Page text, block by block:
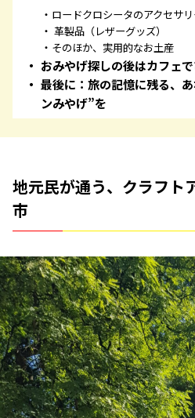
ロードクロシータのアクセサ
革製品（レザーグッズ）
そのほか、実用的なお土産
おみやげ探しの後はカフェ
最後に：旅の記憶に残る、
ンみやげ”を
地元民が通う、クラフト
市